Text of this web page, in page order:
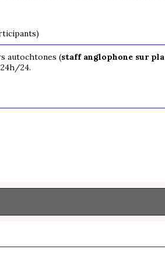
autochtones (staff anglophone sur
24.